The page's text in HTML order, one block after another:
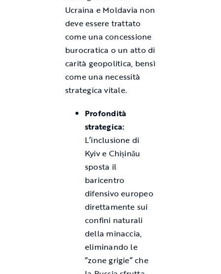
Ucraina e Moldavia non
deve essere trattato
come una concessione
burocratica o un atto di
carità geopolitica, bensì
come una necessità
strategica vitale.
Profondità
strategica:
L’inclusione di
Kyiv e Chișinău
sposta il
baricentro
difensivo europeo
direttamente sui
confini naturali
della minaccia,
eliminando le
“zone grigie” che